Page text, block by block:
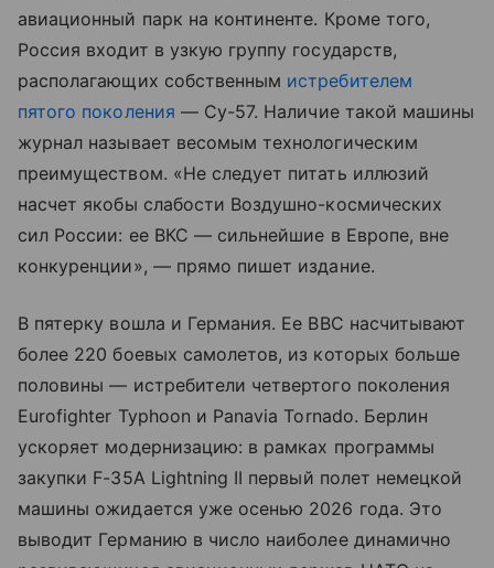
авиационный парк на континенте. Кроме того,
Россия входит в узкую группу государств,
располагающих собственным истребителем
пятого поколения — Су-57. Наличие такой машины
журнал называет весомым технологическим
преимуществом. «Не следует питать иллюзий
насчет якобы слабости Воздушно-космических
сил России: ее ВКС — сильнейшие в Европе, вне
конкуренции», — прямо пишет издание.
В пятерку вошла и Германия. Ее ВВС насчитывают
более 220 боевых самолетов, из которых больше
половины — истребители четвертого поколения
Eurofighter Typhoon и Panavia Tornado. Берлин
ускоряет модернизацию: в рамках программы
закупки F-35A Lightning II первый полет немецкой
машины ожидается уже осенью 2026 года. Это
выводит Германию в число наиболее динамично